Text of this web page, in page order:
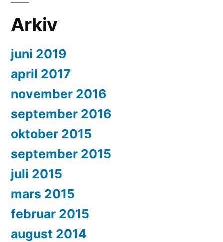
Arkiv
juni 2019
april 2017
november 2016
september 2016
oktober 2015
september 2015
juli 2015
mars 2015
februar 2015
august 2014